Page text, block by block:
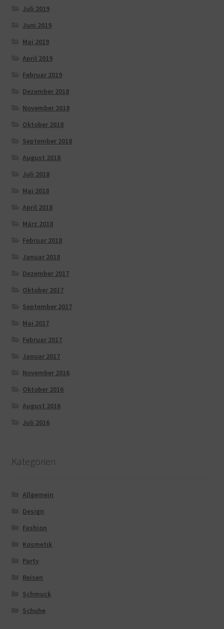
Juli 2019
Juni 2019
Mai 2019
April 2019
Februar 2019
Dezember 2018
November 2018
Oktober 2018
September 2018
August 2018
Juli 2018
Mai 2018
April 2018
März 2018
Februar 2018
Januar 2018
Dezember 2017
Oktober 2017
September 2017
Mai 2017
Februar 2017
Januar 2017
November 2016
Oktober 2016
August 2016
Juli 2016
Kategorien
Allgemein
Design
Fashion
Kosmetik
Party
Reisen
Schmuck
Schuhe